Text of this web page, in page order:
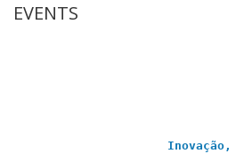
EVENTS
Inovação,